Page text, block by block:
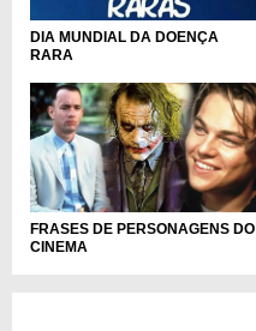
DIA MUNDIAL DA DOENÇA
RARA
FRASES DE PERSONAGENS DO
CINEMA